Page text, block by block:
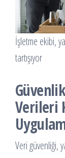
İşletme ekibi,
tartışıyor
Verileri
Veri güvenliği,